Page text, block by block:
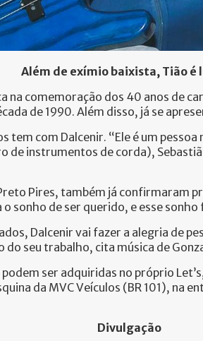
Além de exímio baixista, Tião é
na comemoração dos 40 anos de
de 1990. Além disso, já se
tem com Dalcenir. “Ele é um
de instrumentos de corda),
Pires, também já confirmaram
sonho de ser querido, e esse sonho
Dalcenir vai fazer a alegria de
seu trabalho, cita música de
ser adquiridas no próprio
da MVC Veículos (BR 101), na
Divulgação